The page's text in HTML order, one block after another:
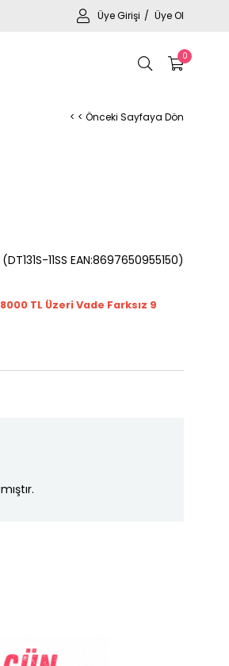
Üye Girişi Üye Ol
0
< < Önceki Sayfaya Dön
(DT131S-11SS EAN:8697650955150)
TL Üzeri Vade Farksız 9